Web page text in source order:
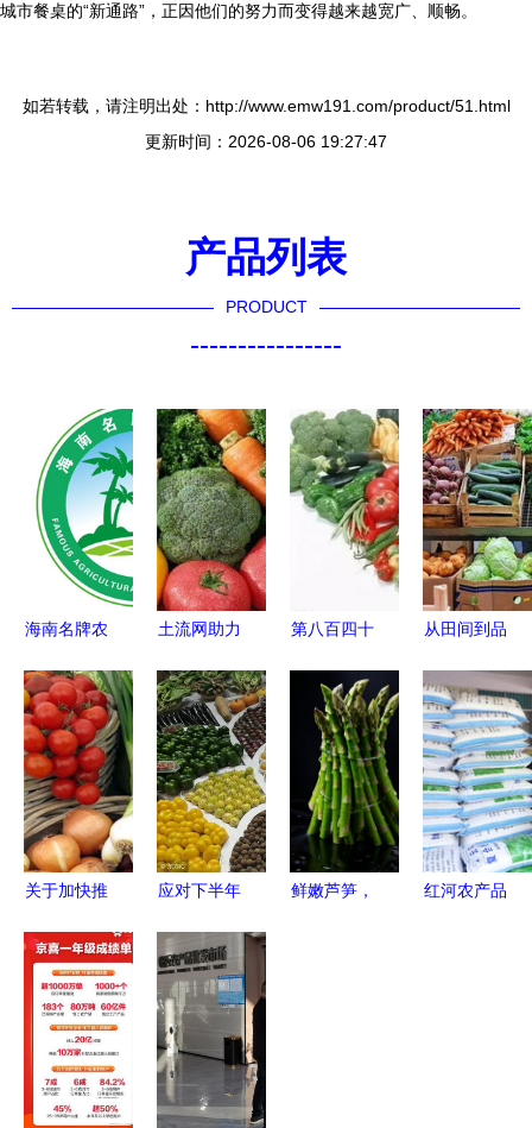
城市餐桌的“新通路”，正因他们的努力而变得越来越宽广、顺畅。
如若转载，请注明出处：http://www.emw191.com/product/51.html
更新时间：2026-08-06 19:27:47
产品列表
PRODUCT
----------------
海南名牌农
选 打造琼
岛农业“金
字招牌”
土流网助力
政策补贴下
的机遇与实
践
第八百四十
必学！让农
产品大放异
彩的摄影小
技巧
从田间到品
产品如何成
为县域经济
增长新引擎
关于加快推
优质农产品
品牌建设的
意见
应对下半年
压力，筑牢
粮食安全压
舱石
鲜嫩芦笋，
红河农产品